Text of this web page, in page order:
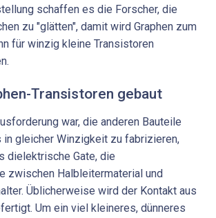
schaffen es die Forscher, die
zu "glätten", damit wird Graphen zum
für winzig kleine Transistoren
Transistoren gebaut
war, die anderen Bauteile
gleicher Winzigkeit zu fabrizieren,
dielektrische Gate, die
zwischen Halbleitermaterial und
Üblicherweise wird der Kontakt aus
Um ein viel kleineres, dünneres